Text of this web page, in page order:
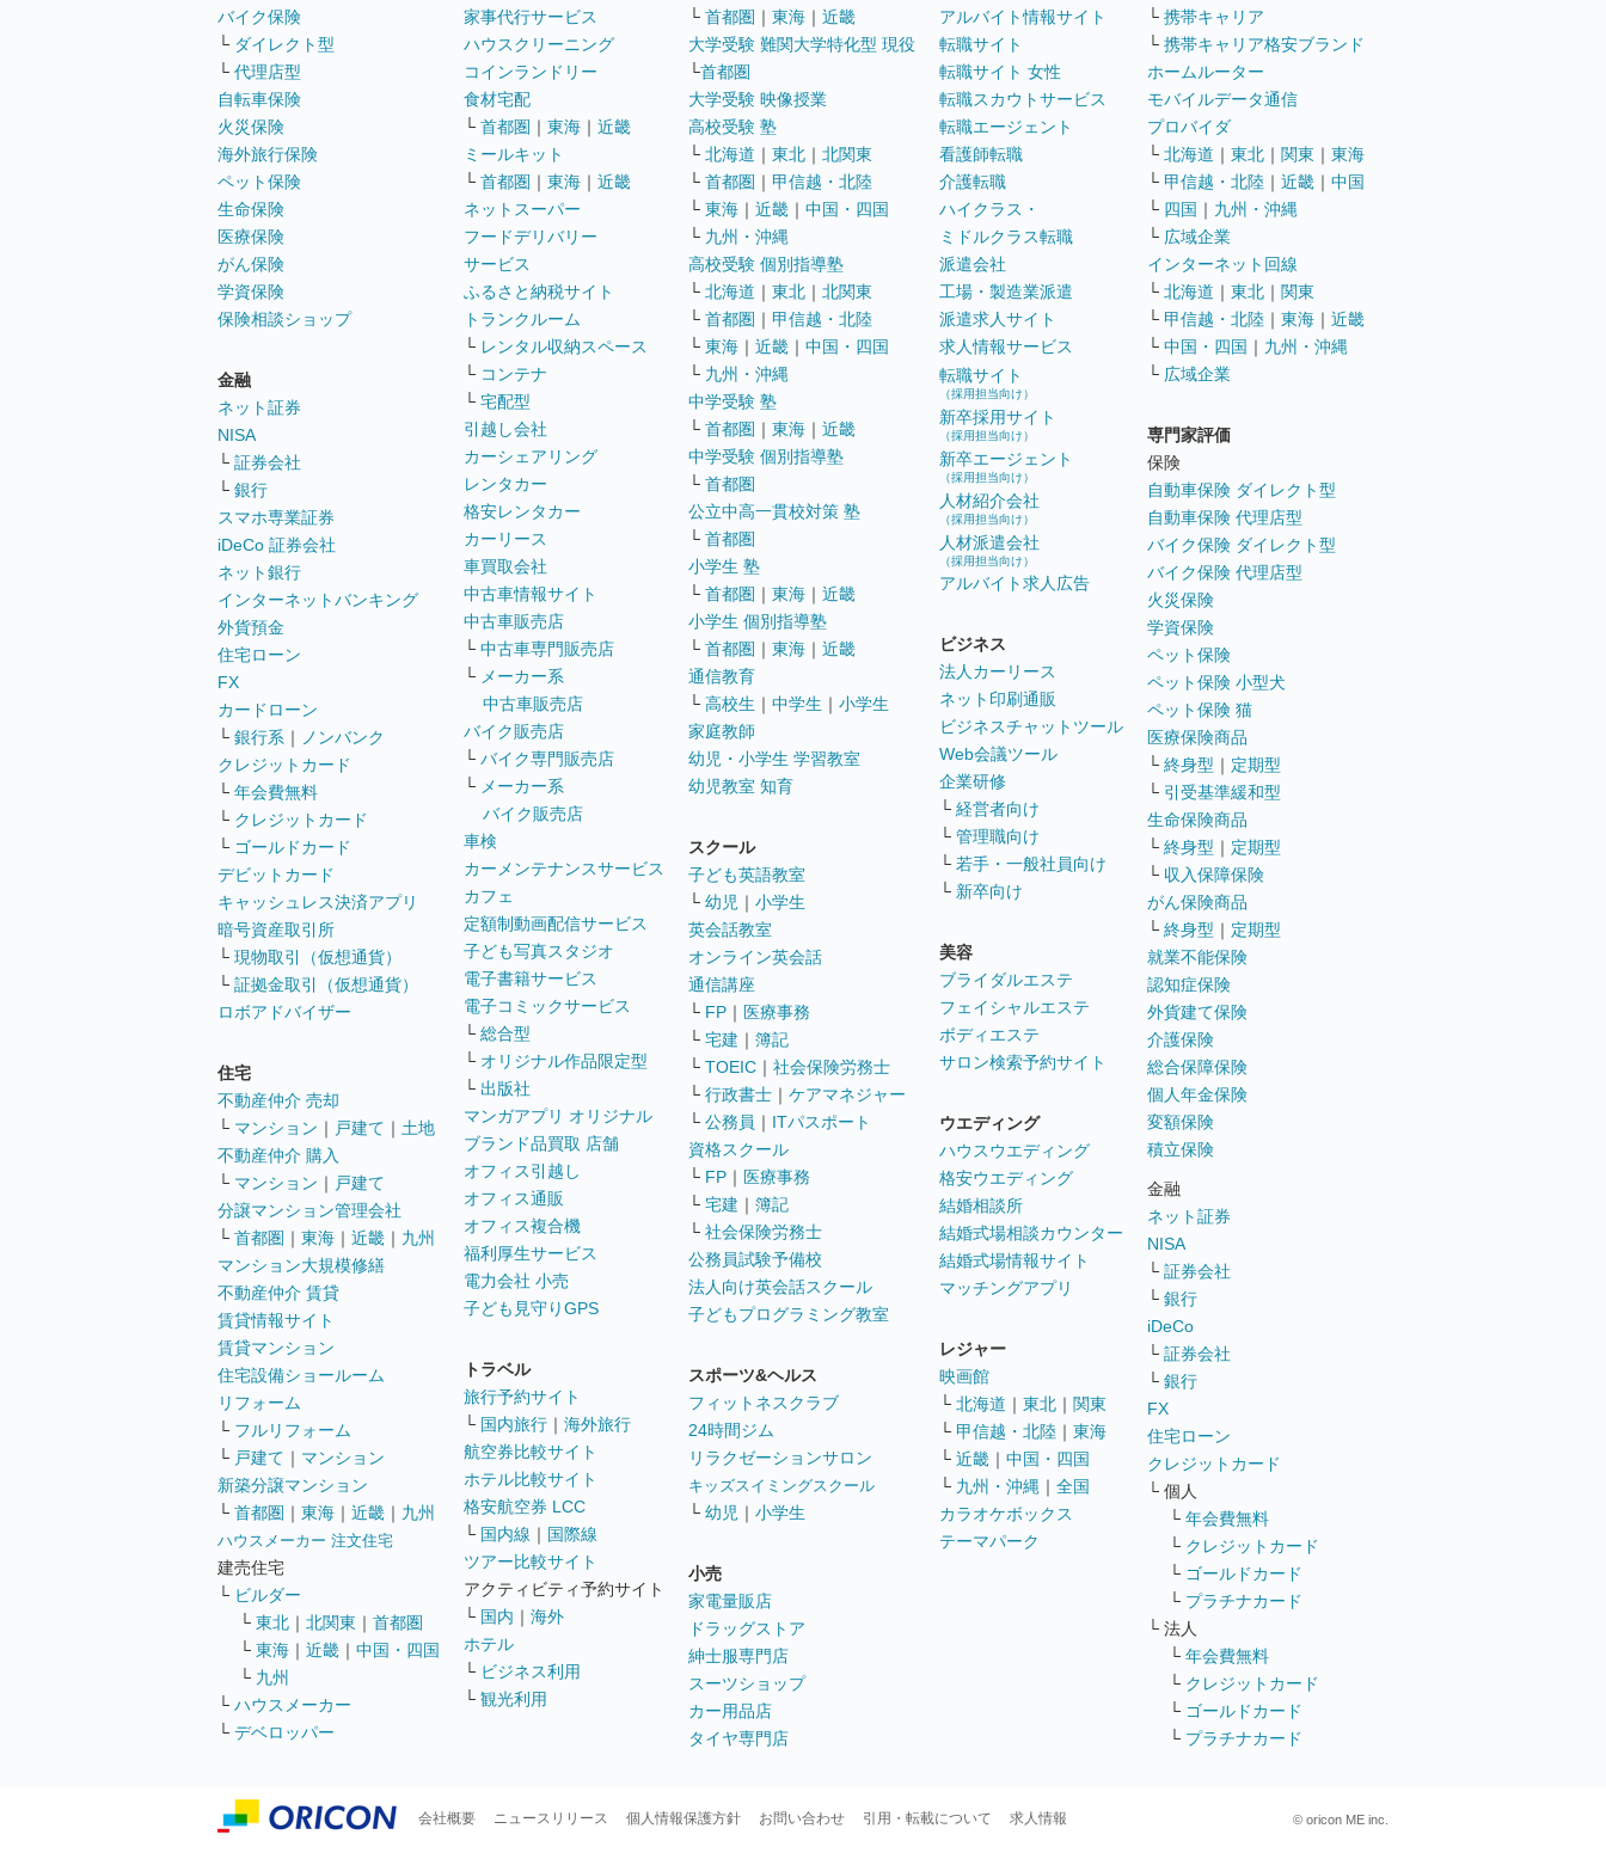
バイク保険
└ ダイレクト型
└ 代理店型
自転車保険
火災保険
海外旅行保険
ペット保険
生命保険
医療保険
がん保険
学資保険
保険相談ショップ
金融
ネット証券
NISA
└ 証券会社
└ 銀行
スマホ専業証券
iDeCo 証券会社
ネット銀行
インターネットバンキング
外貨預金
住宅ローン
FX
カードローン
└ 銀行系 ｜
ノンバンク
クレジットカード
└ 年会費無料
└ クレジットカード
└ ゴールドカード
デビットカード
キャッシュレス決済アプリ
暗号資産取引所
└ 現物取引（仮想通貨）
└ 証拠金取引（仮想通貨）
ロボアドバイザー
住宅
不動産仲介 売却
└ マンション ｜ 戸建て ｜ 土地
不動産仲介 購入
└ マンション ｜ 戸建て
分譲マンション管理会社
└ 首都圏 ｜ 東海 ｜ 近畿 ｜ 九州
マンション大規模修繕
不動産仲介 賃貸
賃貸情報サイト
賃貸マンション
住宅設備ショールーム
リフォーム
└ フルリフォーム
└ 戸建て ｜ マンション
新築分譲マンション
└ 首都圏 ｜ 東海 ｜ 近畿 ｜ 九州
ハウスメーカー 注文住宅
建売住宅
└ ビルダー
└ 東北 ｜ 北関東 ｜ 首都圏
└ 東海 ｜ 近畿 ｜ 中国・四国
└ 九州
└ ハウスメーカー
└ デベロッパー
家事代行サービス
ハウスクリーニング
コインランドリー
食材宅配
└ 首都圏 ｜ 東海 ｜ 近畿
ミールキット
└ 首都圏 ｜ 東海 ｜ 近畿
ネットスーパー
フードデリバリー
サービス
ふるさと納税サイト
トランクルーム
└ レンタル収納スペース
└ コンテナ
└ 宅配型
引越し会社
カーシェアリング
レンタカー
格安レンタカー
カーリース
車買取会社
中古車情報サイト
中古車販売店
└ 中古車専門販売店
└ メーカー系
中古車販売店
バイク販売店
└ バイク専門販売店
└ メーカー系
バイク販売店
車検
カーメンテナンスサービス
カフェ
定額制動画配信サービス
子ども写真スタジオ
電子書籍サービス
電子コミックサービス
└ 総合型
└ オリジナル作品限定型
└ 出版社
マンガアプリ オリジナル
ブランド品買取 店舗
オフィス引越し
オフィス通販
オフィス複合機
福利厚生サービス
電力会社 小売
子ども見守りGPS
トラベル
旅行予約サイト
└ 国内旅行 ｜ 海外旅行
航空券比較サイト
ホテル比較サイト
格安航空券 LCC
└ 国内線 ｜ 国際線
ツアー比較サイト
アクティビティ予約サイト
└ 国内 ｜ 海外
ホテル
└ ビジネス利用
└ 観光利用
└ 首都圏 ｜ 東海 ｜ 近畿
大学受験 難関大学特化型 現役
└首都圏
大学受験 映像授業
高校受験 塾
└ 北海道 ｜ 東北 ｜ 北関東
└ 首都圏 ｜ 甲信越・北陸
└ 東海 ｜ 近畿 ｜ 中国・四国
└ 九州・沖縄
高校受験 個別指導塾
└ 北海道 ｜ 東北 ｜ 北関東
└ 首都圏 ｜ 甲信越・北陸
└ 東海 ｜ 近畿 ｜ 中国・四国
└ 九州・沖縄
中学受験 塾
└ 首都圏 ｜ 東海 ｜ 近畿
中学受験 個別指導塾
└ 首都圏
公立中高一貫校対策 塾
└ 首都圏
小学生 塾
└ 首都圏 ｜ 東海 ｜ 近畿
小学生 個別指導塾
└ 首都圏 ｜ 東海 ｜ 近畿
通信教育
└ 高校生 ｜ 中学生 ｜ 小学生
家庭教師
幼児・小学生 学習教室
幼児教室 知育
スクール
子ども英語教室
└ 幼児 ｜ 小学生
英会話教室
オンライン英会話
通信講座
└ FP ｜ 医療事務
└ 宅建 ｜ 簿記
└ TOEIC ｜ 社会保険労務士
└ 行政書士 ｜ ケアマネジャー
└ 公務員 ｜ ITパスポート
資格スクール
└ FP ｜ 医療事務
└ 宅建 ｜ 簿記
└ 社会保険労務士
公務員試験予備校
法人向け英会話スクール
子どもプログラミング教室
スポーツ&ヘルス
フィットネスクラブ
24時間ジム
リラクゼーションサロン
キッズスイミングスクール
└ 幼児 ｜ 小学生
小売
家電量販店
ドラッグストア
紳士服専門店
スーツショップ
カー用品店
タイヤ専門店
アルバイト情報サイト
転職サイト
転職サイト 女性
転職スカウトサービス
転職エージェント
看護師転職
介護転職
ハイクラス・
ミドルクラス転職
派遣会社
工場・製造業派遣
派遣求人サイト
求人情報サービス
転職サイト
（採用担当向け）
新卒採用サイト
（採用担当向け）
新卒エージェント
（採用担当向け）
人材紹介会社
（採用担当向け）
人材派遣会社
（採用担当向け）
アルバイト求人広告
ビジネス
法人カーリース
ネット印刷通販
ビジネスチャットツール
Web会議ツール
企業研修
└ 経営者向け
└ 管理職向け
└ 若手・一般社員向け
└ 新卒向け
美容
ブライダルエステ
フェイシャルエステ
ボディエステ
サロン検索予約サイト
ウエディング
ハウスウエディング
格安ウエディング
結婚相談所
結婚式場相談カウンター
結婚式場情報サイト
マッチングアプリ
レジャー
映画館
└ 北海道 ｜ 東北 ｜ 関東
└ 甲信越・北陸 ｜ 東海
└ 近畿 ｜ 中国・四国
└ 九州・沖縄 ｜ 全国
カラオケボックス
テーマパーク
└ 携帯キャリア
└ 携帯キャリア格安ブランド
ホームルーター
モバイルデータ通信
プロバイダ
└ 北海道 ｜ 東北 ｜ 関東 ｜ 東海
└ 甲信越・北陸 ｜ 近畿 ｜ 中国
└ 四国 ｜ 九州・沖縄
└ 広域企業
インターネット回線
└ 北海道 ｜ 東北 ｜ 関東
└ 甲信越・北陸 ｜ 東海 ｜ 近畿
└ 中国・四国 ｜ 九州・沖縄
└ 広域企業
専門家評価
保険
自動車保険 ダイレクト型
自動車保険 代理店型
バイク保険 ダイレクト型
バイク保険 代理店型
火災保険
学資保険
ペット保険
ペット保険 小型犬
ペット保険 猫
医療保険商品
└ 終身型 ｜ 定期型
└ 引受基準緩和型
生命保険商品
└ 終身型 ｜ 定期型
└ 収入保障保険
がん保険商品
└ 終身型 ｜ 定期型
就業不能保険
認知症保険
外貨建て保険
介護保険
総合保障保険
個人年金保険
変額保険
積立保険
金融
ネット証券
NISA
└ 証券会社
└ 銀行
iDeCo
└ 証券会社
└ 銀行
FX
住宅ローン
クレジットカード
└ 個人
└ 年会費無料
└ クレジットカード
└ ゴールドカード
└ プラチナカード
└ 法人
└ 年会費無料
└ クレジットカード
└ ゴールドカード
└ プラチナカード
会社概要 ニュースリリース 個人情報保護方針 お問い合わせ 引用・転載について 求人情報 © oricon ME inc.